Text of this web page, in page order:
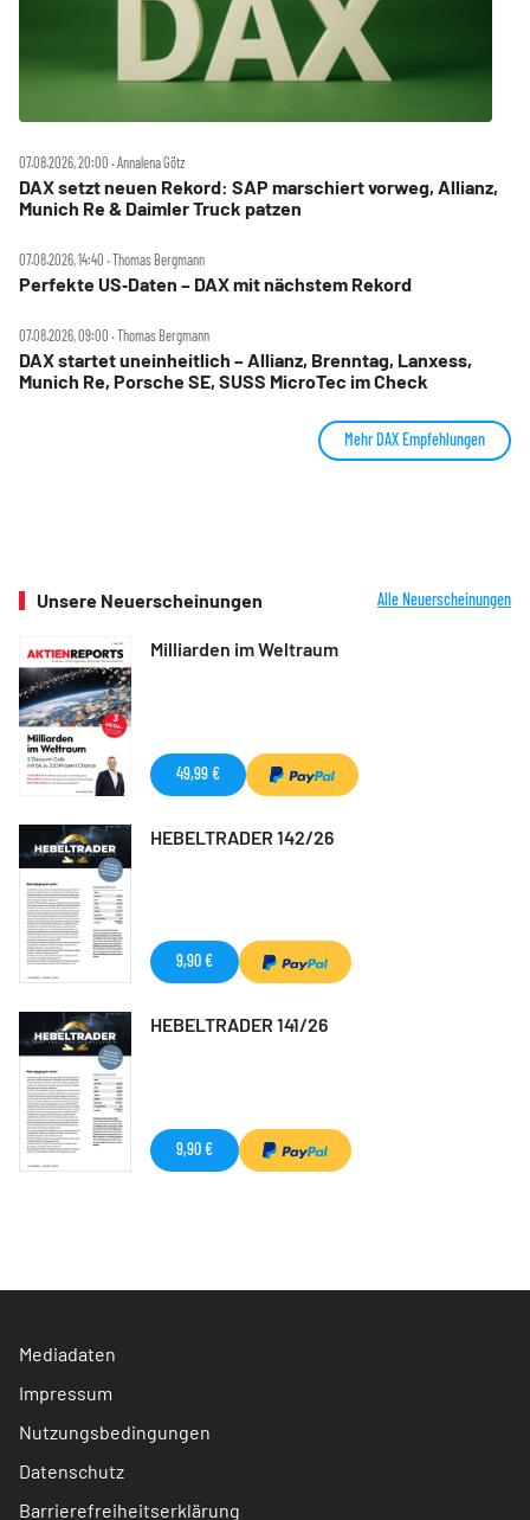
07.08.2026, 20:00 ‧ Annalena Götz
DAX setzt neuen Rekord: SAP marschiert vorweg, Allianz,
Munich Re & Daimler Truck patzen
07.08.2026, 14:40 ‧ Thomas Bergmann
Perfekte US‑Daten – DAX mit nächstem Rekord
07.08.2026, 09:00 ‧ Thomas Bergmann
DAX startet uneinheitlich – Allianz, Brenntag, Lanxess,
Munich Re, Porsche SE, SUSS MicroTec im Check
Mehr DAX Empfehlungen
Unsere Neuerscheinungen Alle Neuerscheinungen
Milliarden im Weltraum
49,99 €
HEBELTRADER 142/26
9,90 €
HEBELTRADER 141/26
9,90 €
Mediadaten
Impressum
Nutzungsbedingungen
Datenschutz
Barrierefreiheitserklärung